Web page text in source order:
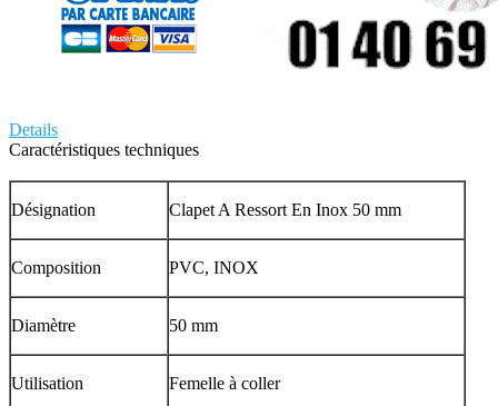
Details
Caractéristiques techniques
Désignation Clapet A Ressort En Inox 50 mm
Composition PVC, INOX
Diamètre 50 mm
Utilisation Femelle à coller